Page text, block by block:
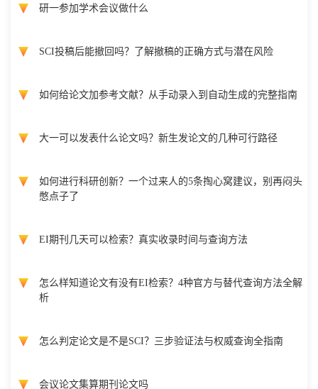
研一参加学术会议做什么
SCI投稿后能撤回吗？了解撤稿的正确方式与潜在风险
如何给论文加参考文献？从手动录入到自动生成的完整指南
大一可以发表什么论文吗？新生发论文的几种可行路径
如何进行科研创新？一个过来人的5条掏心窝建议，别再闷头
憋点子了
EI期刊几天可以检索？真实收录时间与查询方法
怎么样知道论文有没有EI检索？4种官方与替代查询方法全解
析
怎么判定论文是不是SCI？三步验证法与权威查询全指南
会议论文集算期刊论文吗